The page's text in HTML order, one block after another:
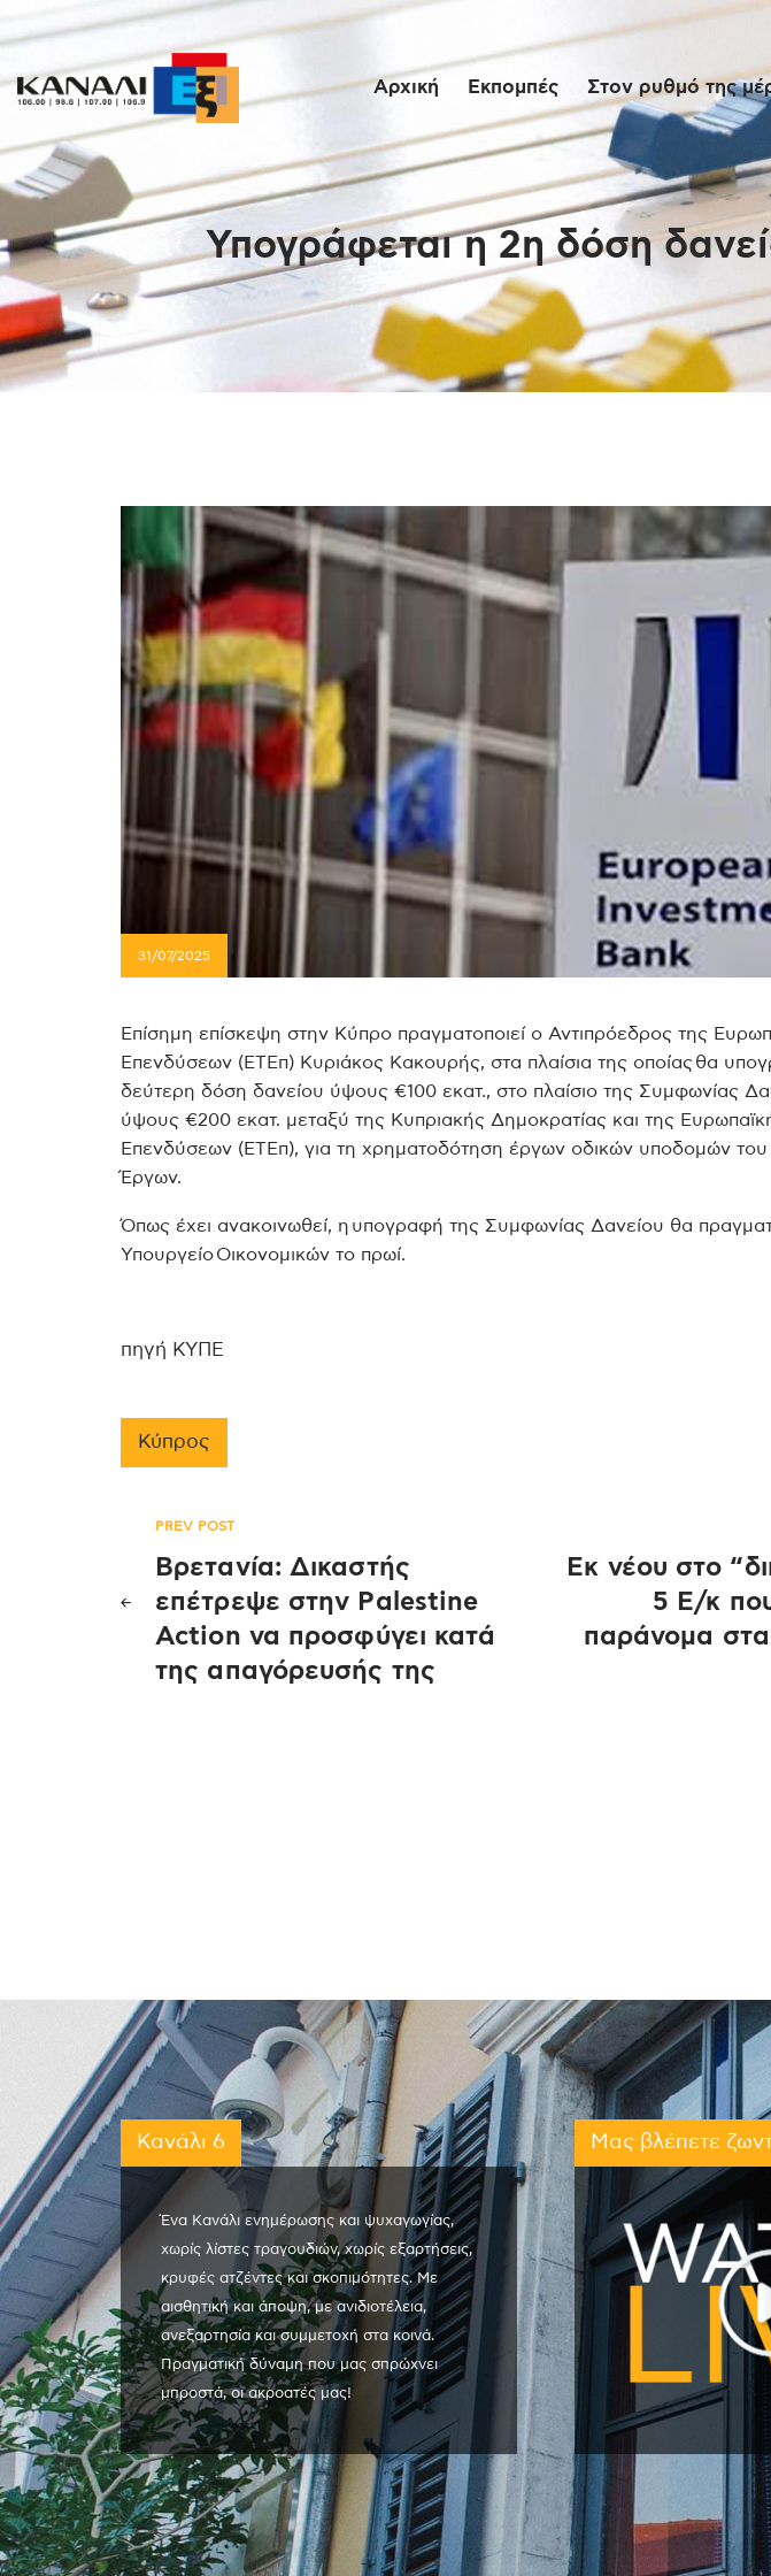
Αρχική Εκπομπές Στον ρυθμό της
Υπογράφεται η 2η δόση
Αρχική
Εκπομπές
Στον ρυθμό
μέρας
Ένθετα
Επικοινωνία
31/07/2025
Επίσημη επίσκεψη στην Κύπρο πραγματοποιεί ο Αντιπρόεδρος της
Επενδύσεων (ΕΤΕπ) Κυριάκος Κακουρής, στα πλαίσια της οποίας θα
δεύτερη δόση δανείου ύψους €100 εκατ., στο πλαίσιο της Συμφωνίας
ύψους €200 εκατ. μεταξύ της Κυπριακής Δημοκρατίας και της
Επενδύσεων (ΕΤΕπ), για τη χρηματοδότηση έργων οδικών υποδομών
Έργων.
Όπως έχει ανακοινωθεί, η υπογραφή της Συμφωνίας Δανείου θα
Υπουργείο Οικονομικών το πρωί.
πηγή ΚΥΠΕ
Κύπρος
Πλοήγηση
άρθρων
PREV POST
Βρετανία: Δικαστής
επέτρεψε στην Palestine
Action να προσφύγει κατά
της απαγόρευσής της
Εκ νέου στο
5 Ε/κ
παράνομα
Κανάλι 6
Ένα Κανάλι ενημέρωσης και ψυχαγωγίας,
χωρίς λίστες τραγουδιών, χωρίς εξαρτήσεις,
κρυφές ατζέντες και σκοπιμότητες. Με
αισθητική και άποψη, με ανιδιοτέλεια,
ανεξαρτησία και συμμετοχή στα κοινά.
Πραγματική δύναμη που μας σπρώχνει
μπροστά, οι ακροατές μας!
Μας βλέπετε